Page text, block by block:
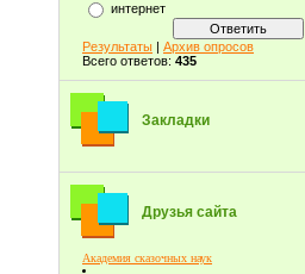
интернет
Результаты | Архив опросов
Всего ответов: 435
Закладки
Друзья сайта
Академия сказочных наук